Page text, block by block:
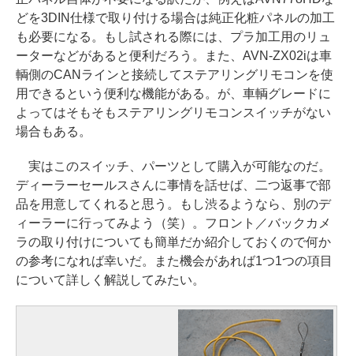
どを3DIN仕様で取り付ける場合は純正化粧パネルの加工
も必要になる。もし試される際には、プラ加工用のリュ
ーターなどがあると便利だろう。また、AVN-ZX02iは車
輌側のCANラインと接続してステアリングリモコンを使
用できるという便利な機能がある。が、車輌グレードに
よってはそもそもステアリングリモコンスイッチがない
場合もある。
実はこのスイッチ、パーツとして購入が可能なのだ。
ディーラーセールスさんに事情を話せば、二つ返事で部
品を用意してくれると思う。もし渋るようなら、別のデ
ィーラーに行ってみよう（笑）。フロント／バックカメ
ラの取り付けについても簡単だか紹介しておくので何か
の参考になれば幸いだ。また機会があれば1つ1つの項目
について詳しく解説してみたい。